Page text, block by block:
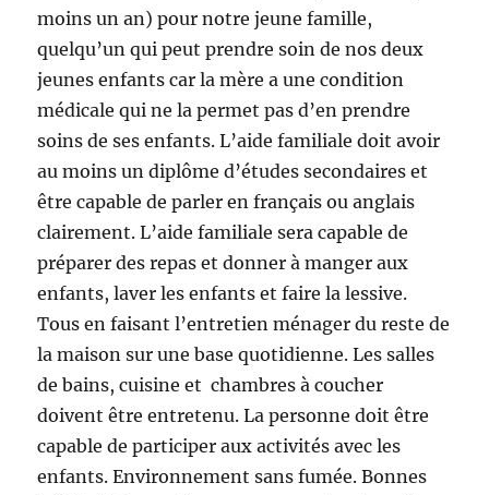
moins un an) pour notre jeune famille,
quelqu’un qui peut prendre soin de nos deux
jeunes enfants car la mère a une condition
médicale qui ne la permet pas d’en prendre
soins de ses enfants. L’aide familiale doit avoir
au moins un diplôme d’études secondaires et
être capable de parler en français ou anglais
clairement. L’aide familiale sera capable de
préparer des repas et donner à manger aux
enfants, laver les enfants et faire la lessive.
Tous en faisant l’entretien ménager du reste de
la maison sur une base quotidienne. Les salles
de bains, cuisine et chambres à coucher
doivent être entretenu. La personne doit être
capable de participer aux activités avec les
enfants. Environnement sans fumée. Bonnes